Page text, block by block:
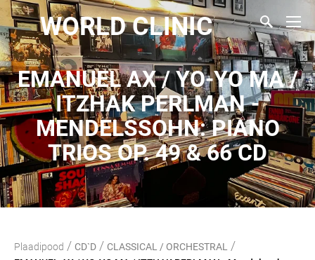
WORLD CLINIC
EMANUEL AX / YO-YO MA /
ITZHAK PERLMAN -
MENDELSSOHN: PIANO
TRIOS OP. 49 & 66 CD
Plaadipood / CD`D / CLASSICAL / ORCHESTRAL /